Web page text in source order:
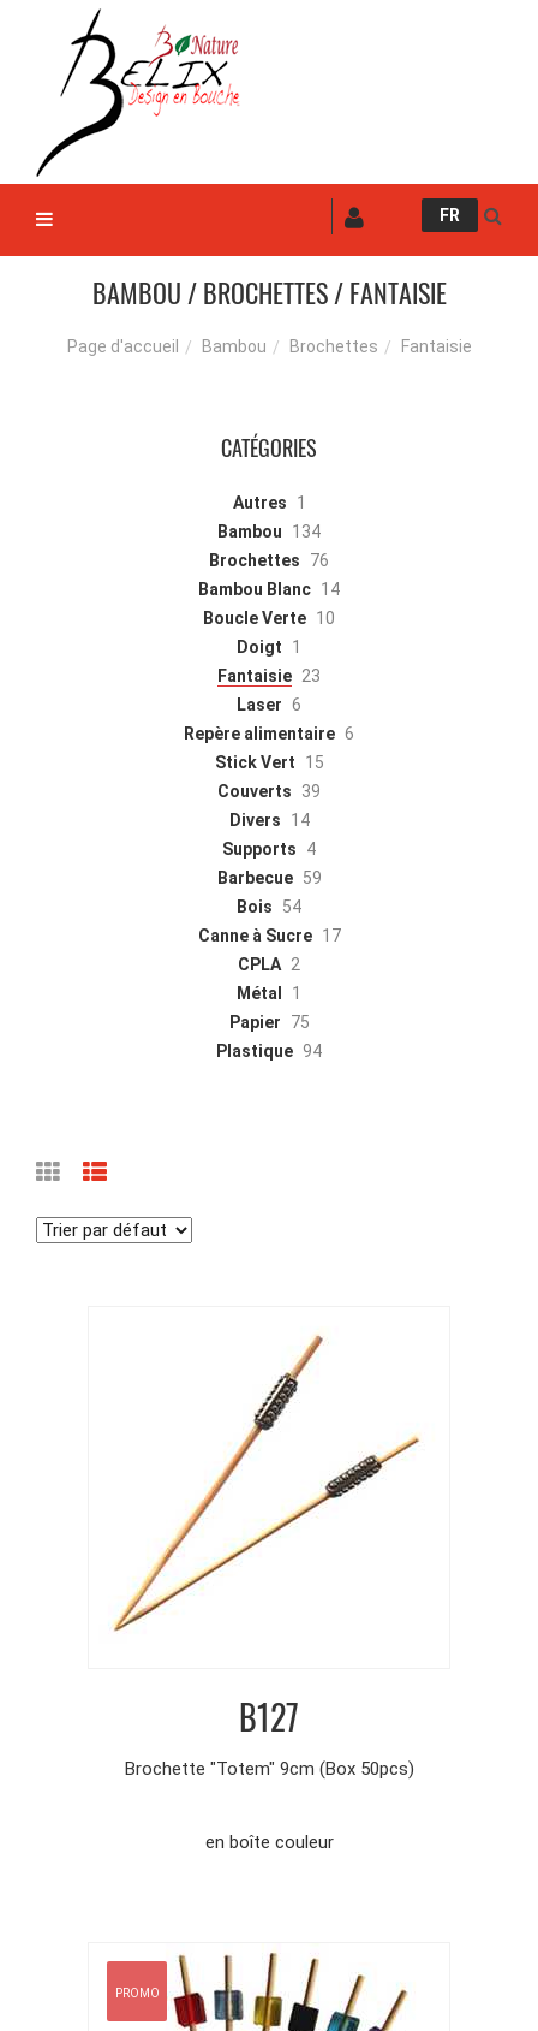
FR
BAMBOU / BROCHETTES / FANTAISIE
Page d'accueil Bambou Brochettes Fantaisie
CATÉGORIES
Autres
1
Bambou
134
Brochettes
76
Bambou Blanc 14
Boucle Verte 10
Doigt
1
Fantaisie 23
Laser 6
Repère alimentaire 6
Stick Vert
15
Couverts
39
Divers
14
Supports
4
Barbecue 59
Bois
54
Canne à Sucre 17
CPLA 2
Métal
1
Papier
75
Plastique 94
B127
Brochette "Totem" 9cm (Box 50pcs)
en boîte couleur
PROMO